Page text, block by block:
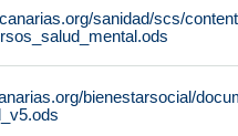
sanidad/scs/
bienestarsocial/